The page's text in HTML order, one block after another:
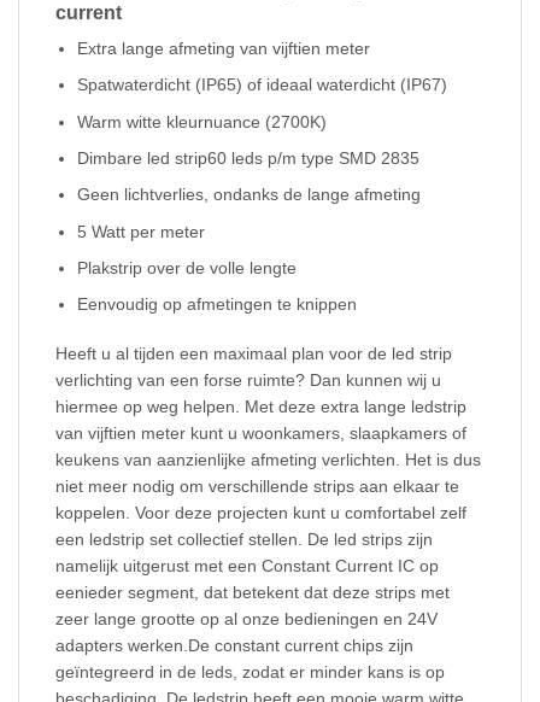
current
Extra lange afmeting van vijftien meter
Spatwaterdicht (IP65) of ideaal waterdicht (IP67)
Warm witte kleurnuance (2700K)
Dimbare led strip60 leds p/m type SMD 2835
Geen lichtverlies, ondanks de lange afmeting
5 Watt per meter
Plakstrip over de volle lengte
Eenvoudig op afmetingen te knippen
Heeft u al tijden een maximaal plan voor de led strip
verlichting van een forse ruimte? Dan kunnen wij u
hiermee op weg helpen. Met deze extra lange ledstrip
van vijftien meter kunt u woonkamers, slaapkamers of
keukens van aanzienlijke afmeting verlichten. Het is dus
niet meer nodig om verschillende strips aan elkaar te
koppelen. Voor deze projecten kunt u comfortabel zelf
een ledstrip set collectief stellen. De led strips zijn
namelijk uitgerust met een Constant Current IC op
eenieder segment, dat betekent dat deze strips met
zeer lange grootte op al onze bedieningen en 24V
adapters werken.De constant current chips zijn
geïntegreerd in de leds, zodat er minder kans is op
beschadiging. De ledstrip heeft een mooie warm witte